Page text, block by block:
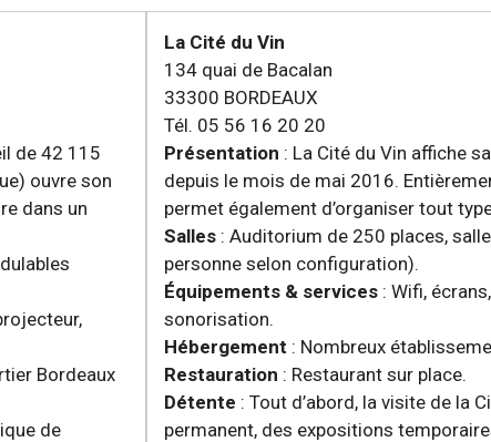
de 42 115
ouvre son
dans un
Bordeaux
de
La Cité du Vin
134 quai de Bacalan
33300 BORDEAUX
Tél. 05 56 16 20 20
Présentation : La Cité du Vin affiche
depuis le mois de mai 2016.
permet également d’organiser tout
Salles : Auditorium de 250 places,
personne selon configuration).
Équipements & services : Wifi,
sonorisation.
Hébergement : Nombreux
Restauration : Restaurant sur place.
Détente : Tout d’abord, la visite de la
permanent, des expositions